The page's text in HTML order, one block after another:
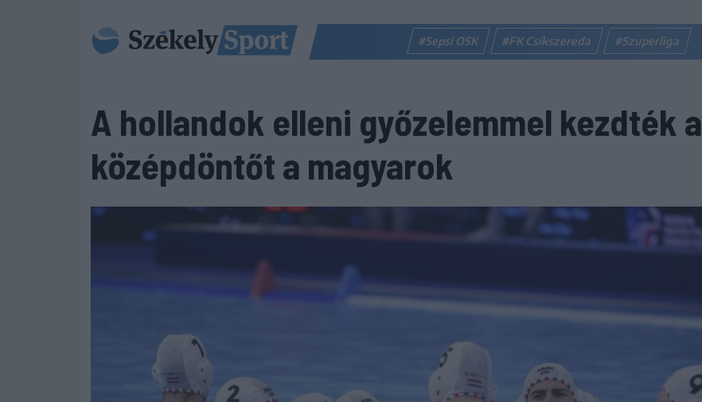
#Sepsi OSK #FK Csíkszereda #Szuperliga
A hollandok elleni győzelemmel kezdték a
középdöntőt a magyarok